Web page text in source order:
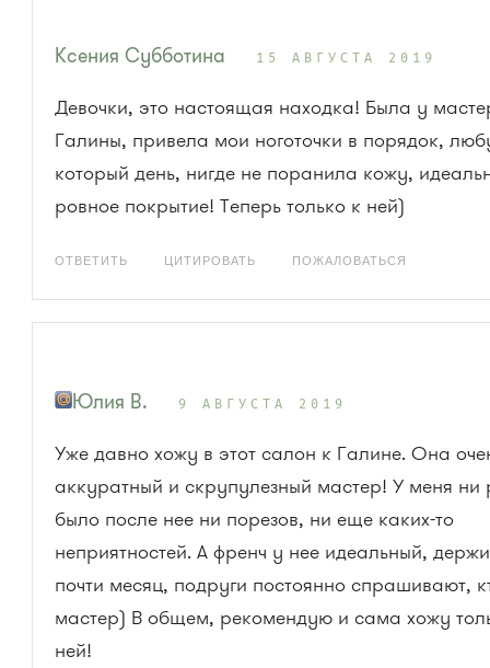
Ксения Субботина 15 АВГУСТА 2019
Девочки, это настоящая находка! Была у
Галины, привела мои ноготочки в порядок,
который день, нигде не поранила кожу,
ровное покрытие! Теперь только к ней)
ОТВЕТИТЬ ЦИТИРОВАТЬ ПОЖАЛОВАТЬСЯ
Юлия В. 9 АВГУСТА 2019
Уже давно хожу в этот салон к Галине. Она
аккуратный и скрупулезный мастер! У меня ни
было после нее ни порезов, ни еще каких-то
неприятностей. А френч у нее идеальный,
почти месяц, подруги постоянно спрашивают,
мастер) В общем, рекомендую и сама хожу
ней!